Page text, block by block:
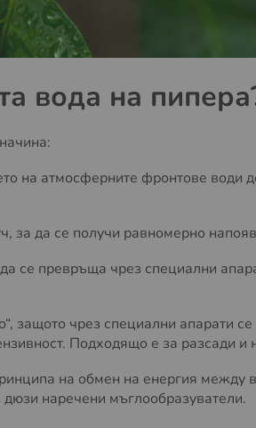
вода на
на атмосферните фронтове води
за да се получи равномерно
се превръща чрез специални
защото чрез специални апарати
Подходящо е за разсади и
на обмен на енергия между
наречени мъглообразуватели.